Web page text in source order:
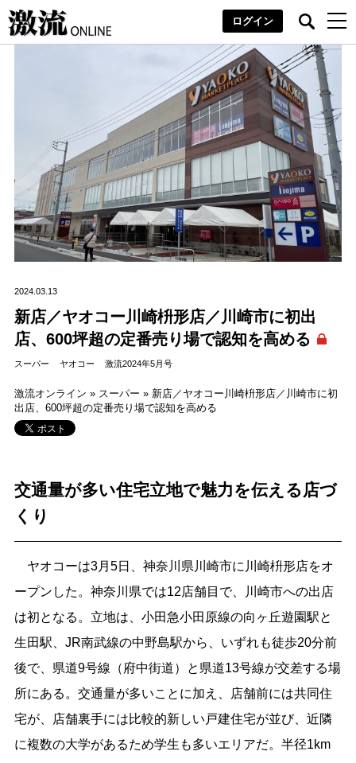
ログイン
2024.03.13
新店／ヤオコー川崎枡形店／川崎市に初出
店、600坪超の定番売り場で認知を高める
スーパー ヤオコー 激流2024年5月号
激流オンライン » スーパー » 新店／ヤオコー川崎枡形店／川崎市に初
出店、600坪超の定番売り場で認知を高める
交通量が多い住宅立地で魅力を伝える店づ
くり
ヤオコーは3月5日、神奈川県川崎市に川崎枡形店をオ
ープンした。神奈川県では12店舗目で、川崎市への出店
は初となる。立地は、小田急小田原線の向ヶ丘遊園駅と
生田駅、JR南武線の中野島駅から、いずれも徒歩20分前
後で、県道9号線（府中街道）と県道13号線が交差する場
所にある。交通量が多いことに加え、店舗前には共同住
宅が、店舗裏手には比較的新しい戸建住宅が並び、近隣
に複数の大学があるため学生も多いエリアだ。半径1km